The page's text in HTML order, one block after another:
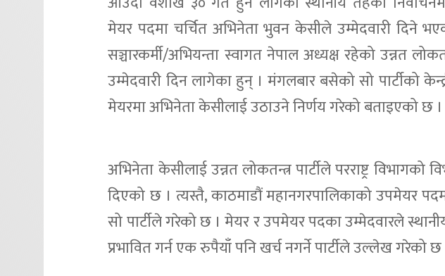
मेयर पदमा चर्चित अभिनेता भुवन केसीले उम्मेदवारी दिने
सञ्चारकर्मी/अभियन्ता स्वागत नेपाल अध्यक्ष रहेको उन्नत
उम्मेदवारी दिन लागेका हुन् । मंगलबार बसेको सो पार्टीको
मेयरमा अभिनेता केसीलाई उठाउने निर्णय गरेको बताइएको छ ।
अभिनेता केसीलाई उन्नत लोकतन्त्र पार्टीले परराष्ट्र विभागको
दिएको छ । त्यस्तै, काठमाडौं महानगरपालिकाको उपमेयर
सो पार्टीले गरेको छ । मेयर र उपमेयर पदका उम्मेदवारले
प्रभावित गर्न एक रुपैयाँ पनि खर्च नगर्ने पार्टीले उल्लेख गरेको छ